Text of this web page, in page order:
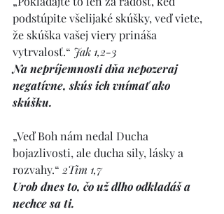
podstúpite všelijaké skúšky, veď viete,
že skúška vašej viery prináša
vytrvalosť.“ Jak 1,2-3
Na nepríjemnosti dňa nepozeraj
negatívne, skús ich vnímať ako
skúšku.
„Veď Boh nám nedal Ducha
bojazlivosti, ale ducha sily, lásky a
rozvahy.“ 2Tim 1,7
Urob dnes to, čo už dlho odkladáš a
nechce sa ti.